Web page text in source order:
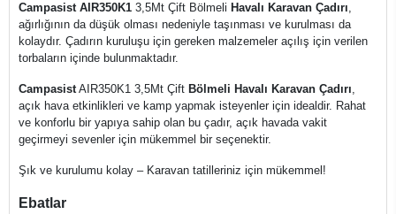
Campasist AIR350K1 3,5Mt Çift Bölmeli Havalı Karavan Çadırı,
ağırlığının da düşük olması nedeniyle taşınması ve kurulması da
kolaydır. Çadırın kuruluşu için gereken malzemeler açılış için verilen
torbaların içinde bulunmaktadır.
CampasistAIR350K1 3,5Mt Çift Bölmeli Havalı Karavan Çadırı,
açık hava etkinlikleri ve kamp yapmak isteyenler için idealdir. Rahat
ve konforlu bir yapıya sahip olan bu çadır, açık havada vakit
geçirmeyi sevenler için mükemmel bir seçenektir.
Şık ve kurulumu kolay – Karavan tatilleriniz için mükemmel!
Ebatlar